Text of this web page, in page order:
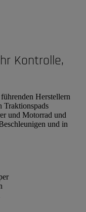
Kontrolle,
Herstellern
Traktionspads
und Motorrad und
und in